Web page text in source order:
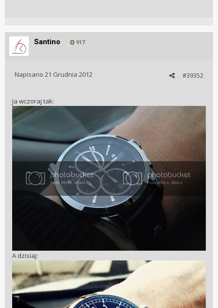
Santino 917
#39352
Napisano 21 Grudnia 2012
Ja wczoraj tak:
A dzisiaj: